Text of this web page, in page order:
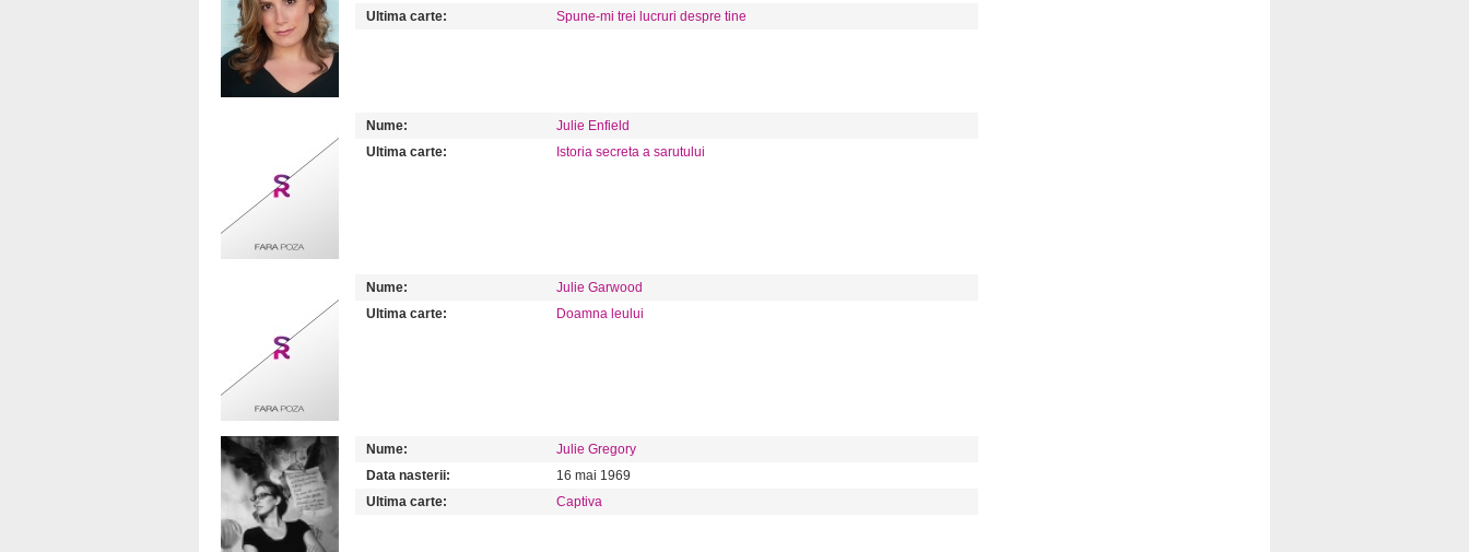
Ultima carte:
Spune-mi trei lucruri despre tine
Nume:
Julie Enfield
Ultima carte:
Istoria secreta a sarutului
Nume:
Julie Garwood
Ultima carte:
Doamna leului
Nume:
Julie Gregory
Data nasterii:
16 mai 1969
Ultima carte:
Captiva